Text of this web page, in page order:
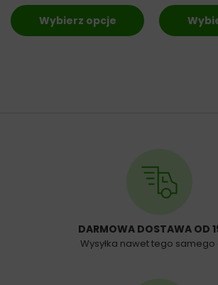
Wybierz opcje
DARMOWA DOSTAWA OD
Wysyłka nawet tego samego